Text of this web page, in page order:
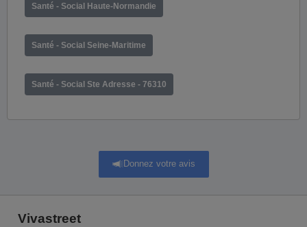
Santé - Social Haute-Normandie
Santé - Social Seine-Maritime
Santé - Social Ste Adresse - 76310
Donnez votre avis
Vivastreet